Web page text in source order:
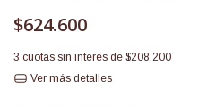
$624.600
3 cuotas sin interés de $208.200
Ver más detalles